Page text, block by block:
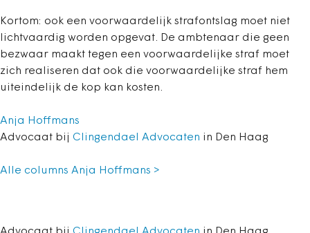
Kortom: ook een voorwaardelijk strafontslag moet niet
lichtvaardig worden opgevat. De ambtenaar die geen
bezwaar maakt tegen een voorwaardelijke straf moet
zich realiseren dat ook die voorwaardelijke straf hem
uiteindelijk de kop kan kosten.
Anja Hoffmans
Advocaat bij Clingendael Advocaten in Den Haag
Alle columns Anja Hoffmans >